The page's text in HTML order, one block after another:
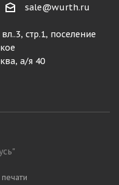
sale@wurth.ru
стр.1, поселение
а/я 40